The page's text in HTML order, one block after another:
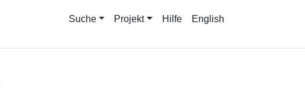
Suche Projekt Hilfe English